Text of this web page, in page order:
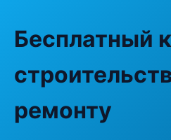
Бесплатный
ремонту